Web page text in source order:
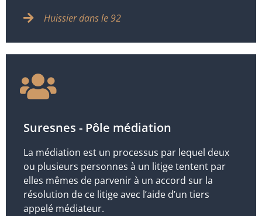
Huissier dans le 92
Suresnes - Pôle médiation
La médiation est un processus par lequel deux
ou plusieurs personnes à un litige tentent par
elles mêmes de parvenir à un accord sur la
résolution de ce litige avec l’aide d’un tiers
appelé médiateur.